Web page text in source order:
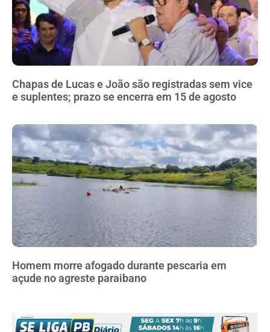
Chapas de Lucas e João são registradas sem vice
e suplentes; prazo se encerra em 15 de agosto
Homem morre afogado durante pescaria em
açude no agreste paraibano